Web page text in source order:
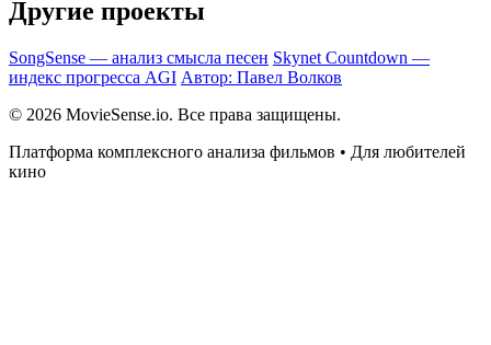
Другие проекты
SongSense — анализ смысла песен Skynet Countdown —
индекс прогресса AGI Автор: Павел Волков
© 2026 MovieSense.io. Все права защищены.
Платформа комплексного анализа фильмов • Для любителей
кино